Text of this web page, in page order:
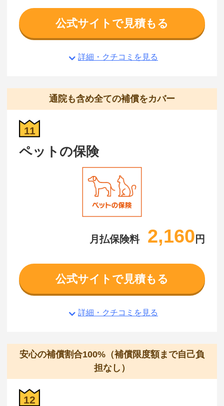
公式サイトで見積もる
詳細・クチコミを見る
通院も含め全ての補償をカバー
11
ペットの保険
月払保険料 2,160 円
公式サイトで見積もる
詳細・クチコミを見る
安心の補償割合100%（補償限度額まで自己負
担なし）
12